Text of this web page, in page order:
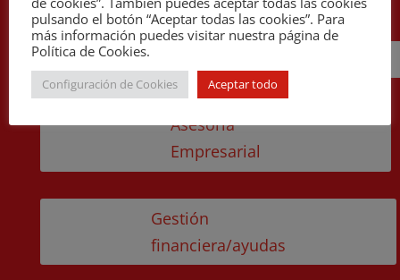
Asesoría
Empresarial
Gestión
financiera/ayudas
pulsando el botón “Aceptar todas las cookies”. Para
más información puedes visitar nuestra página de
Política de Cookies.
Configuración de Cookies Aceptar todo